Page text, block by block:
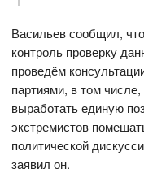
Васильев сообщил,
контроль проверку
проведём
партиями, в том
выработать единую
экстремистов
политической
заявил он.